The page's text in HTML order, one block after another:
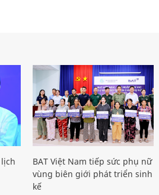
BAT Việt Nam tiếp sức phụ nữ
vùng biên giới phát triển sinh
kế